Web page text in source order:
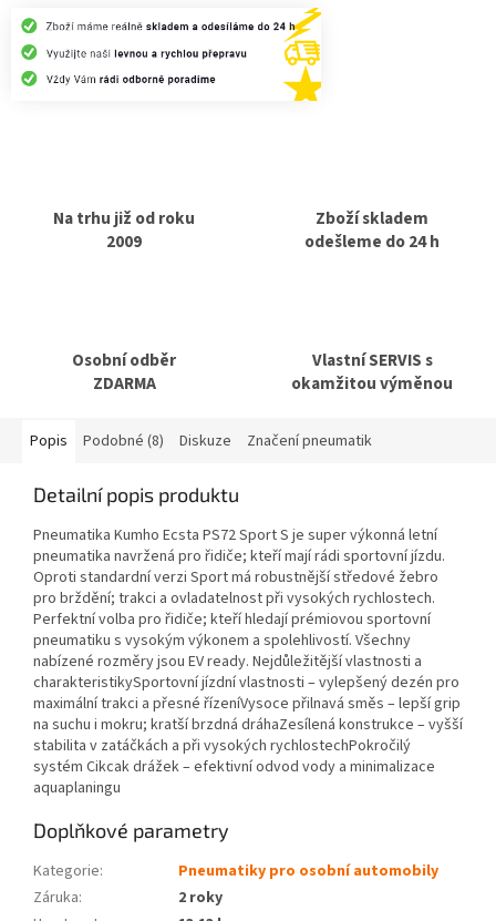
cena:
Na trhu již od roku
2009
Zboží skladem
odešleme do 24 h
Osobní odběr
ZDARMA
Vlastní SERVIS s
okamžitou výměnou
Popis Podobné (8) Diskuze Značení pneumatik
Detailní popis produktu
Pneumatika Kumho Ecsta PS72 Sport S je super výkonná letní
pneumatika navržená pro řidiče; kteří mají rádi sportovní jízdu.
Oproti standardní verzi Sport má robustnější středové žebro
pro brždění; trakci a ovladatelnost při vysokých rychlostech.
Perfektní volba pro řidiče; kteří hledají prémiovou sportovní
pneumatiku s vysokým výkonem a spolehlivostí. Všechny
nabízené rozměry jsou EV ready. Nejdůležitější vlastnosti a
charakteristikySportovní jízdní vlastnosti – vylepšený dezén pro
maximální trakci a přesné řízeníVysoce přilnavá směs – lepší grip
na suchu i mokru; kratší brzdná dráhaZesílená konstrukce – vyšší
stabilita v zatáčkách a při vysokých rychlostechPokročilý
systém Cikcak drážek – efektivní odvod vody a minimalizace
aquaplaningu
Doplňkové parametry
Kategorie:
Pneumatiky pro osobní automobily
Záruka:
2 roky